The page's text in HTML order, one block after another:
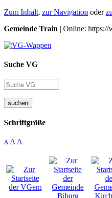
Zum Inhalt, zur Navigation oder
Gemeinde Train | Online: https://
Suche VG
suchen
Schriftgröße
A A A